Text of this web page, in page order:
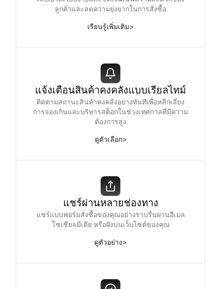
ลูกค้าและลดความยุ่งยากในการสั่งซื้อ
เรียนรู้เพิ่มเติม>
แจ้งเตือนสินค้าคงคลังแบบเรียลไทม์
ติดตามสถานะสินค้าคงคลังอย่างทันทีเพื่อหลีกเลี่ยง
การจองเกินและบริหารสต็อกในช่วงเทศกาลที่มีความ
ต้องการสูง
ดูตัวเลือก>
แชร์ผ่านหลายช่องทาง
แชร์แบบฟอร์มสั่งซื้อของคุณอย่างราบรื่นผ่านอีเมล
โซเชียลมีเดีย หรือฝังบนเว็บไซต์ของคุณ
ดูตัวอย่าง>